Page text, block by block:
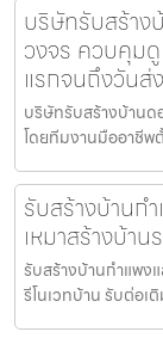
บริษัทรับสร้าง
วงจร ควบคุม
แรกจนถึงวันส่
บริษัทรับสร้างบ้านด
โดยทีมงานมืออาชี
รับสร้างบ้านก
เหมาสร้างบ้า
รับสร้างบ้านกำแพง
รีโนเวทบ้าน รับต่อ